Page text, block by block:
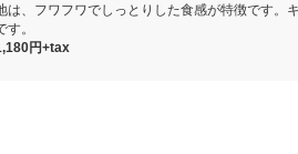
は、フワフワでしっとりした食感が特徴です。
す。
円+tax